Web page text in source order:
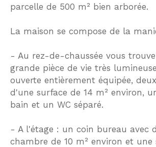
parcelle de 500 m² bien arborée.
La maison se compose de la
- Au rez-de-chaussée vous
grande pièce de vie très
ouverte entièrement équipée,
d'une surface de 14 m² environ,
bain et un WC séparé.
- A l'étage : un coin bureau avec
chambre de 10 m² environ et une